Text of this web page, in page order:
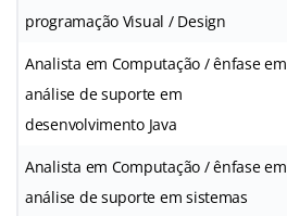
programação Visual / Design
Analista em Computação / ênfase em
análise de suporte em
desenvolvimento Java
Analista em Computação / ênfase em
análise de suporte em sistemas